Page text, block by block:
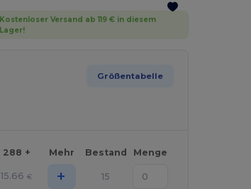
Kostenloser Versand ab 119 € in diesem
Lager!
Größentabelle
288 + Mehr Bestand Menge
15.66 € + 15